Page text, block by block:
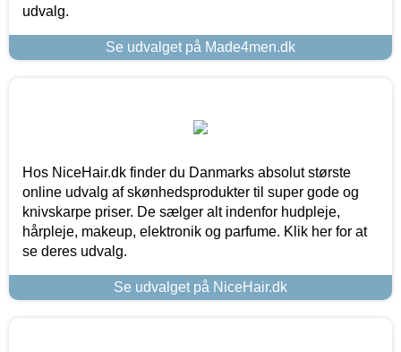
udvalg.
Se udvalget på Made4men.dk
Hos NiceHair.dk finder du Danmarks absolut største
online udvalg af skønhedsprodukter til super gode og
knivskarpe priser. De sælger alt indenfor hudpleje,
hårpleje, makeup, elektronik og parfume. Klik her for at
se deres udvalg.
Se udvalget på NiceHair.dk